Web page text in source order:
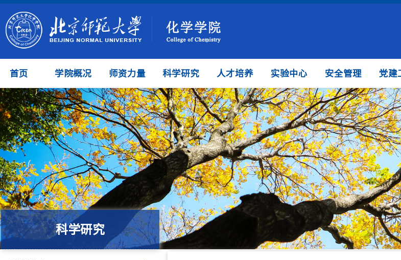
首页 学院概况 师资力量 科学研究 人才培养 实验中心 安全管理 党建
科学研究